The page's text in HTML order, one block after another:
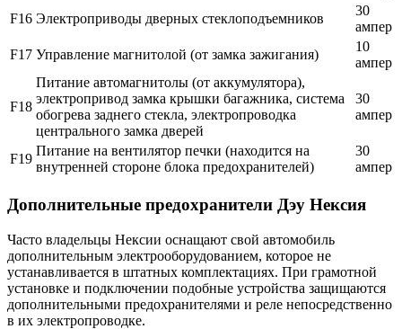
F16 Электроприводы дверных стеклоподъемников
30
ампер
F17 Управление магнитолой (от замка зажигания)
10
ампер
F18
Питание автомагнитолы (от аккумулятора),
электропривод замка крышки багажника, система
обогрева заднего стекла, электропроводка
центрального замка дверей
30
ампер
F19
Питание на вентилятор печки (находится на
внутренней стороне блока предохранителей)
30
ампер
Дополнительные предохранители Дэу Нексия
Часто владельцы Нексии оснащают свой автомобиль
дополнительным электрооборудованием, которое не
устанавливается в штатных комплектациях. При грамотной
установке и подключении подобные устройства защищаются
дополнительными предохранителями и реле непосредственно
в их электропроводке.